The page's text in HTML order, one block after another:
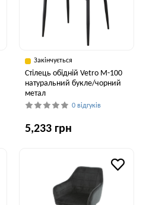
Закінчується
Стілець обідній Vetro M-100
натуральний букле/чорний
метал
0 відгуків
5,233 грн